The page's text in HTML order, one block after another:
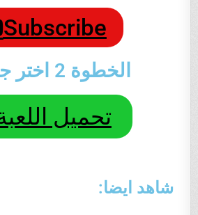
Subscribe
الخطوة 2 اختر جهازك:
تحميل
شاهد ايضا: